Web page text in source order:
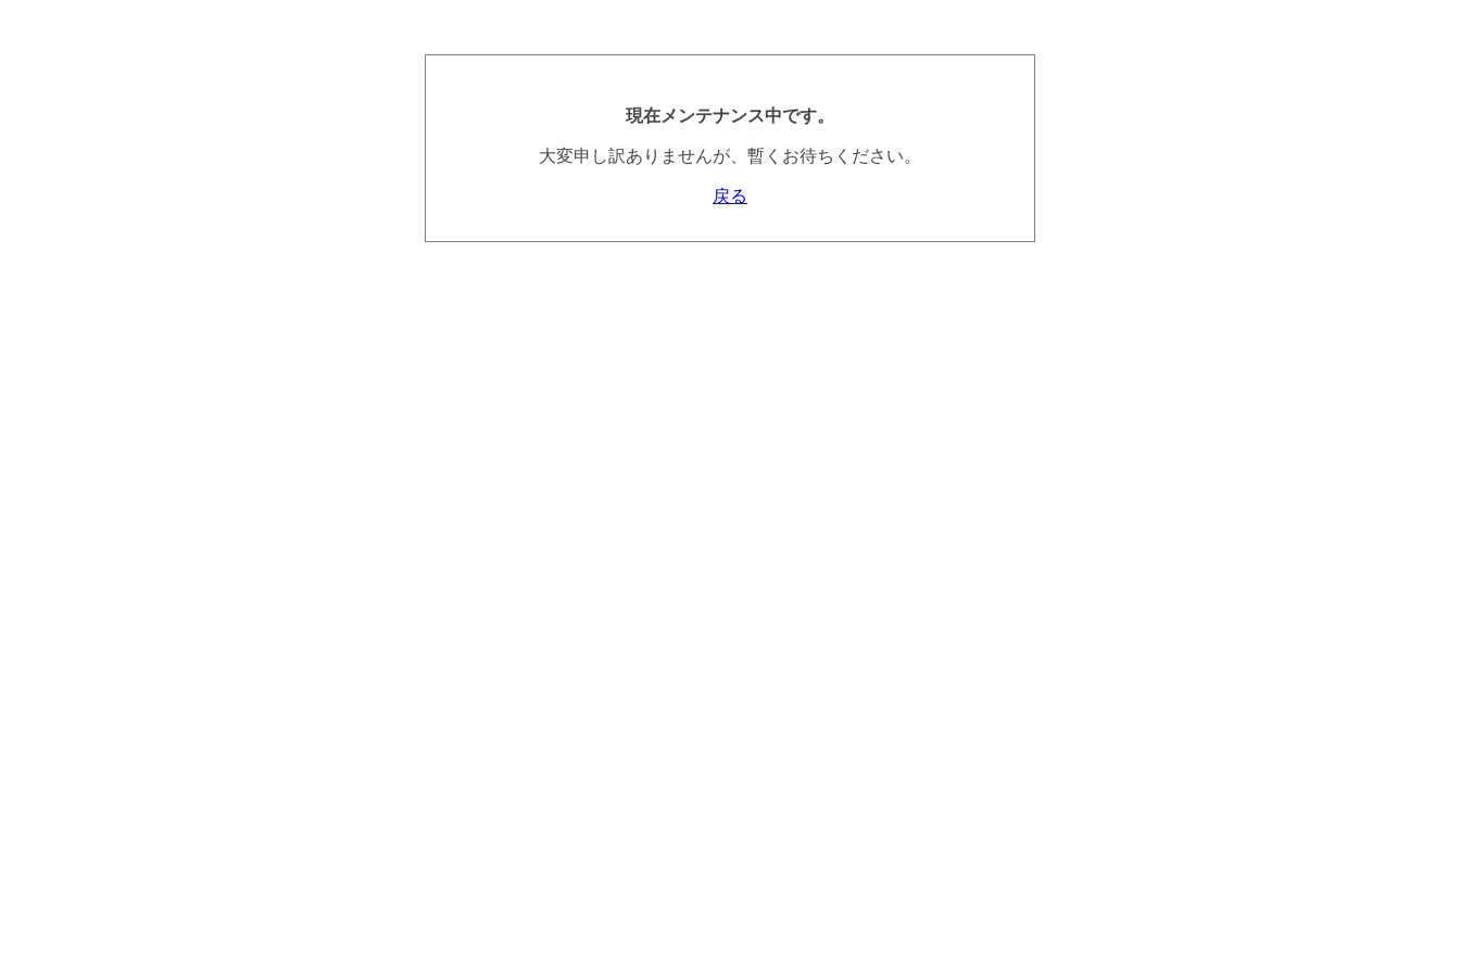
現在メンテナンス中です。
大変申し訳ありませんが、暫くお待ちください。
戻る